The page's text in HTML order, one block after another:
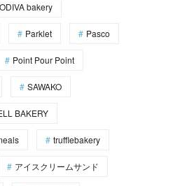
bakery
Parklet Pasco
Point Pour Point
SAWAKO
BAKERY
trufflebakery
アイスクリームサンド